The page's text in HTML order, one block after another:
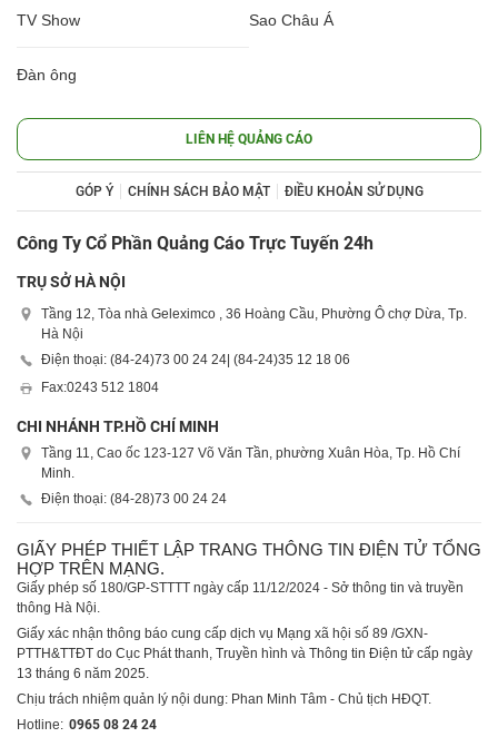
TV Show Sao Châu Á
Đàn ông
LIÊN HỆ QUẢNG CÁO
GÓP Ý CHÍNH SÁCH BẢO MẬT ĐIỀU KHOẢN SỬ DỤNG
Công Ty Cổ Phần Quảng Cáo Trực Tuyến 24h
TRỤ SỞ HÀ NỘI
Tầng 12, Tòa nhà Geleximco , 36 Hoàng Cầu, Phường Ô chợ Dừa, Tp.
Hà Nội
Điện thoại: (84-24)73 00 24 24| (84-24)35 12 18 06
Fax:0243 512 1804
CHI NHÁNH TP.HỒ CHÍ MINH
Tầng 11, Cao ốc 123-127 Võ Văn Tần, phường Xuân Hòa, Tp. Hồ Chí
Minh.
Điện thoại: (84-28)73 00 24 24
GIẤY PHÉP THIẾT LẬP TRANG THÔNG TIN ĐIỆN TỬ TỔNG
HỢP TRÊN MẠNG.
Giấy phép số 180/GP-STTTT ngày cấp 11/12/2024 - Sở thông tin và truyền
thông Hà Nội.
Giấy xác nhận thông báo cung cấp dịch vụ Mạng xã hội số 89 /GXN-
PTTH&TTĐT do Cục Phát thanh, Truyền hình và Thông tin Điện tử cấp ngày
13 tháng 6 năm 2025.
Chịu trách nhiệm quản lý nội dung: Phan Minh Tâm - Chủ tịch HĐQT.
Hotline: 0965 08 24 24